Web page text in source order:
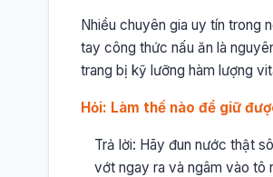
Nhiều chuyên gia uy tín trong
tay công thức nấu ăn là
trang bị kỹ lưỡng hàm lượng
Hỏi: Làm thế nào để giữ
Trả lời: Hãy đun nước thật
vớt ngay ra và ngâm vào tô